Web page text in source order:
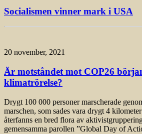
Socialismen vinner mark i USA
20 november, 2021
Är motståndet mot COP26
klimatrörelse?
Drygt 100 000 personer marscherade
marschen, som sades vara drygt 4
återfanns en bred flora av
gemensamma parollen ”Global Day of